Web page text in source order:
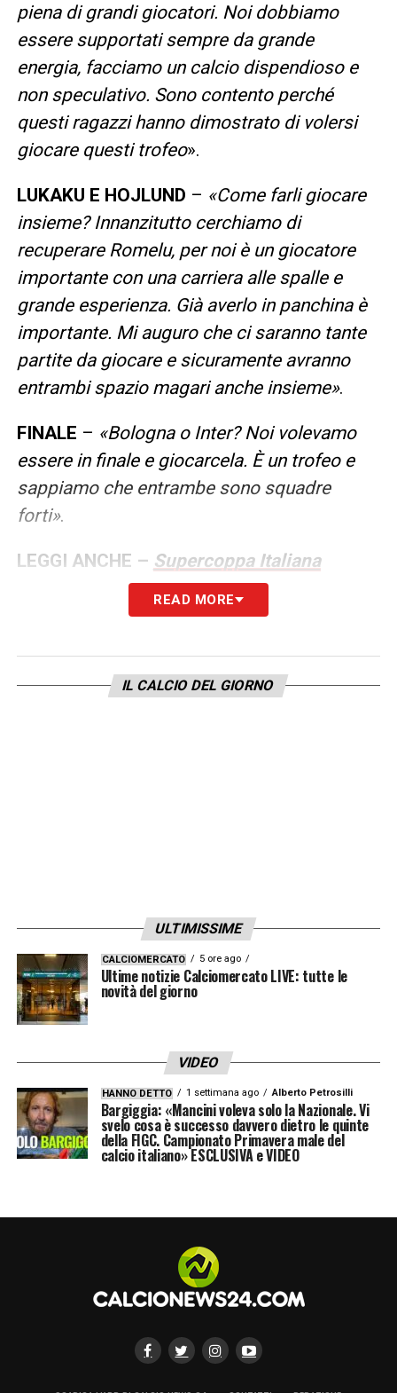
piena di grandi giocatori. Noi dobbiamo
essere supportati sempre da grande
energia, facciamo un calcio dispendioso e
non speculativo. Sono contento perché
questi ragazzi hanno dimostrato di volersi
giocare questi trofeo».
LUKAKU E HOJLUND – «Come farli giocare
insieme? Innanzitutto cerchiamo di
recuperare Romelu, per noi è un giocatore
importante con una carriera alle spalle e
grande esperienza. Già averlo in panchina è
importante. Mi auguro che ci saranno tante
partite da giocare e sicuramente avranno
entrambi spazio magari anche insieme».
FINALE – «Bologna o Inter? Noi volevamo
essere in finale e giocarcela. È un trofeo e
sappiamo che entrambe sono squadre
forti».
LEGGI ANCHE – Supercoppa Italiana
2025/2026: format, edizioni, calendario e
LA PLAYLIST DELLE NOSTRE TOP NEWS
READ MORE
IL CALCIO DEL GIORNO
ULTIMISSIME
CALCIOMERCATO 5 ore ago
Ultime notizie Calciomercato LIVE: tutte le
novità del giorno
VIDEO
HANNO DETTO 1 settimana ago Alberto Petrosilli
Bargiggia: «Mancini voleva solo la Nazionale. Vi
svelo cosa è successo davvero dietro le quinte
della FIGC. Campionato Primavera male del
calcio italiano» ESCLUSIVA e VIDEO